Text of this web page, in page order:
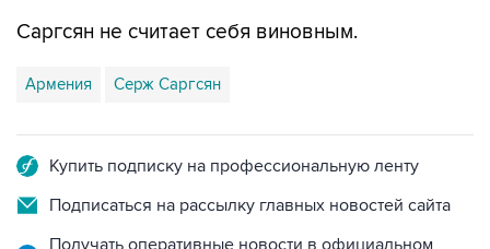
Саргсян не считает себя виновным.
Армения Серж Саргсян
Купить подписку на профессиональную ленту
Подписаться на рассылку главных новостей сайта
Получать оперативные новости в официальном